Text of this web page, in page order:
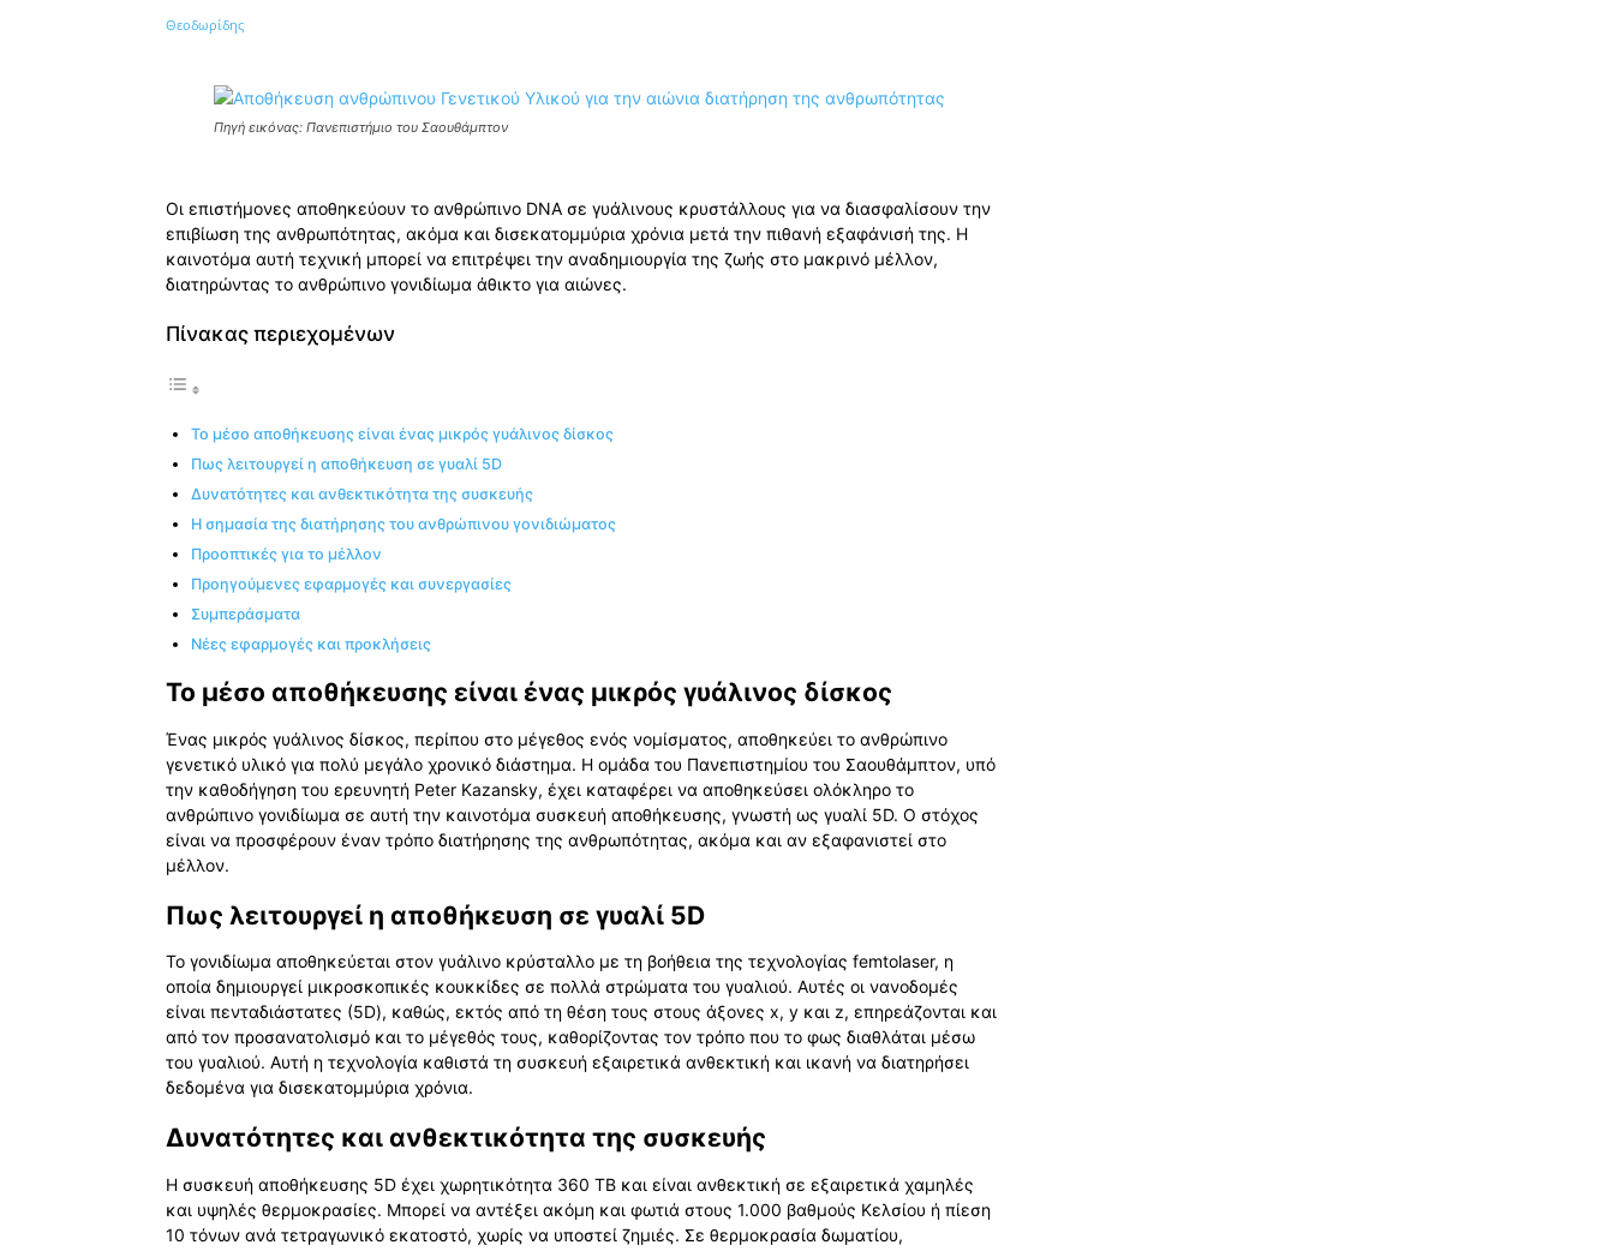
Κοινοποίηση
Πηγή εικόνας: Πανεπιστήμιο του Σαουθάμπτον
Οι επιστήμονες αποθηκεύουν το ανθρώπινο DNA σε γυάλινους κρυστάλλους για να διασφαλίσουν την
επιβίωση της ανθρωπότητας, ακόμα και δισεκατομμύρια χρόνια μετά την πιθανή εξαφάνισή της. Η
καινοτόμα αυτή τεχνική μπορεί να επιτρέψει την αναδημιουργία της ζωής στο μακρινό μέλλον,
διατηρώντας το ανθρώπινο γονιδίωμα άθικτο για αιώνες.
Πίνακας περιεχομένων
Το μέσο αποθήκευσης είναι ένας μικρός γυάλινος δίσκος
Πως λειτουργεί η αποθήκευση σε γυαλί 5D
Δυνατότητες και ανθεκτικότητα της συσκευής
Η σημασία της διατήρησης του ανθρώπινου γονιδιώματος
Προοπτικές για το μέλλον
Προηγούμενες εφαρμογές και συνεργασίες
Συμπεράσματα
Νέες εφαρμογές και προκλήσεις
Το μέσο αποθήκευσης είναι ένας μικρός γυάλινος δίσκος
Ένας μικρός γυάλινος δίσκος, περίπου στο μέγεθος ενός νομίσματος, αποθηκεύει το ανθρώπινο
γενετικό υλικό για πολύ μεγάλο χρονικό διάστημα. Η ομάδα του Πανεπιστημίου του Σαουθάμπτον, υπό
την καθοδήγηση του ερευνητή Peter Kazansky, έχει καταφέρει να αποθηκεύσει ολόκληρο το
ανθρώπινο γονιδίωμα σε αυτή την καινοτόμα συσκευή αποθήκευσης, γνωστή ως γυαλί 5D. Ο στόχος
είναι να προσφέρουν έναν τρόπο διατήρησης της ανθρωπότητας, ακόμα και αν εξαφανιστεί στο
μέλλον.
Πως λειτουργεί η αποθήκευση σε γυαλί 5D
Το γονιδίωμα αποθηκεύεται στον γυάλινο κρύσταλλο με τη βοήθεια της τεχνολογίας femtolaser, η
οποία δημιουργεί μικροσκοπικές κουκκίδες σε πολλά στρώματα του γυαλιού. Αυτές οι νανοδομές
είναι πενταδιάστατες (5D), καθώς, εκτός από τη θέση τους στους άξονες x, y και z, επηρεάζονται και
από τον προσανατολισμό και το μέγεθός τους, καθορίζοντας τον τρόπο που το φως διαθλάται μέσω
του γυαλιού. Αυτή η τεχνολογία καθιστά τη συσκευή εξαιρετικά ανθεκτική και ικανή να διατηρήσει
δεδομένα για δισεκατομμύρια χρόνια.
Δυνατότητες και ανθεκτικότητα της συσκευής
Η συσκευή αποθήκευσης 5D έχει χωρητικότητα 360 TB και είναι ανθεκτική σε εξαιρετικά χαμηλές
και υψηλές θερμοκρασίες. Μπορεί να αντέξει ακόμη και φωτιά στους 1.000 βαθμούς Κελσίου ή πίεση
10 τόνων ανά τετραγωνικό εκατοστό, χωρίς να υποστεί ζημιές. Σε θερμοκρασία δωματίου,